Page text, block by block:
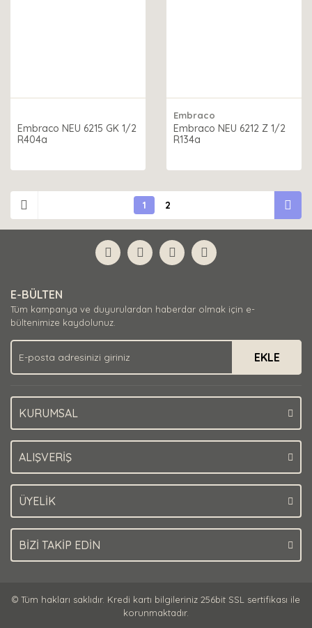
Embraco NEU 6215 GK 1/2
R404a
Embraco
Embraco NEU 6212 Z 1/2
R134a
1 2
E-BÜLTEN
Tüm kampanya ve duyurulardan haberdar olmak için e-
bültenimize kaydolunuz.
EKLE
KURUMSAL
ALIŞVERİŞ
ÜYELİK
BİZİ TAKİP EDİN
© Tüm hakları saklıdır. Kredi kartı bilgileriniz 256bit SSL sertifikası ile
korunmaktadır.